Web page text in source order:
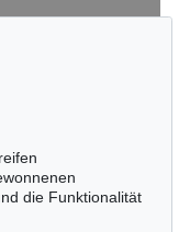
die Funktionalität